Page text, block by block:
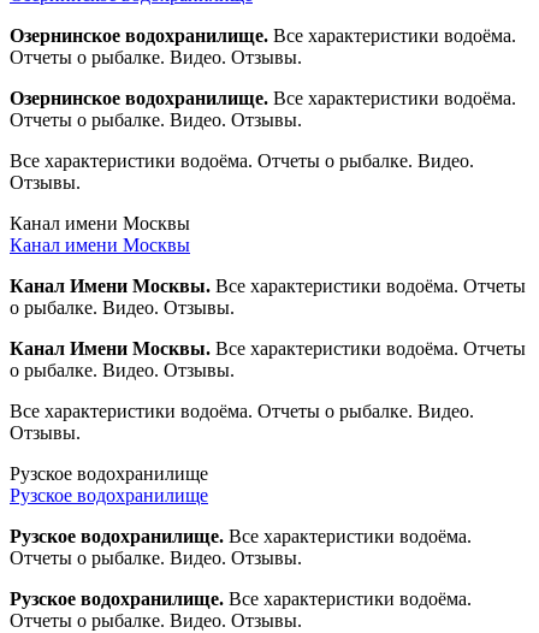
Озернинское водохранилище. Все характеристики водоёма.
Отчеты о рыбалке. Видео. Отзывы.
Озернинское водохранилище. Все характеристики водоёма.
Отчеты о рыбалке. Видео. Отзывы.
Все характеристики водоёма. Отчеты о рыбалке. Видео.
Отзывы.
Канал имени Москвы
Канал имени Москвы
Канал Имени Москвы. Все характеристики водоёма. Отчеты
о рыбалке. Видео. Отзывы.
Канал Имени Москвы. Все характеристики водоёма. Отчеты
о рыбалке. Видео. Отзывы.
Все характеристики водоёма. Отчеты о рыбалке. Видео.
Отзывы.
Рузское водохранилище
Рузское водохранилище
Рузское водохранилище. Все характеристики водоёма.
Отчеты о рыбалке. Видео. Отзывы.
Рузское водохранилище. Все характеристики водоёма.
Отчеты о рыбалке. Видео. Отзывы.